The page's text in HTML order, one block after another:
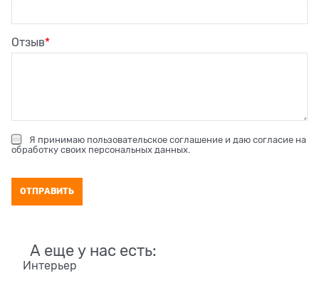
Отзыв
Я принимаю пользовательское соглашение и даю согласие на
обработку своих персональных данных.
А еще у нас есть:
Интерьер